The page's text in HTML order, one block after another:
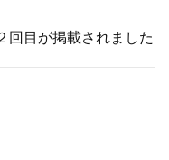
回目が掲載されました